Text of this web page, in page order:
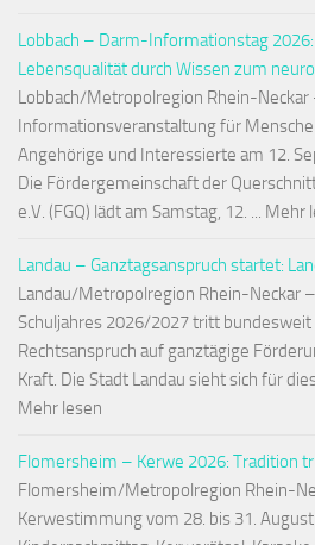
Lobbach – Darm-Informationstag
Lebensqualität durch Wissen zum
Lobbach/Metropolregion Rhein-Neckar
Informationsveranstaltung für
Angehörige und Interessierte am 12.
Die Fördergemeinschaft der
e.V. (FGQ) lädt am Samstag, 12. ... Mehr
Landau – Ganztagsanspruch startet:
Landau/Metropolregion Rhein-Neckar
Schuljahres 2026/2027 tritt
Rechtsanspruch auf ganztägige
Kraft. Die Stadt Landau sieht sich für
Mehr lesen
Flomersheim – Kerwe 2026: Tradition
Flomersheim/Metropolregion Rhein-
Kerwestimmung vom 28. bis 31.